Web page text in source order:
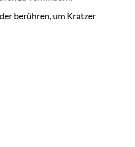
berühren, um Kratzer